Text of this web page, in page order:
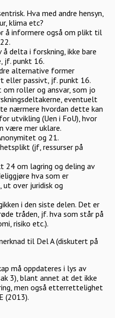
Hva med andre hensyn,
klima etc?
å informere også om plikt til
delta i forskning, ikke bare
jf. punkt 16.
alternative former
eller passivt, jf. punkt 16.
roller og ansvar, som jo
eventuelt
nærmere hvordan dette kan
utvikling (Uen i FoU), hvor
være mer uklare.
og 21.
(jf, ressurser på
24 om lagring og deling av
hva som er
ut over juridisk og
i den siste delen. Det er
tråden, jf. hva som står på
risiko etc.).
til Del A (diskutert på
må oppdateres i lys av
3), blant annet at det ikke
men også etterrettelighet
(2013).